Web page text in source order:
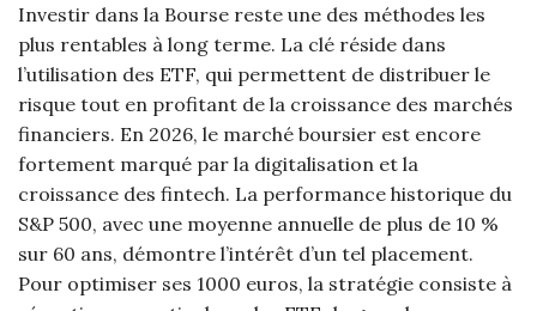
Investir dans la Bourse reste une des méthodes les
plus rentables à long terme. La clé réside dans
l’utilisation des ETF, qui permettent de distribuer le
risque tout en profitant de la croissance des marchés
financiers. En 2026, le marché boursier est encore
fortement marqué par la digitalisation et la
croissance des fintech. La performance historique du
S&P 500, avec une moyenne annuelle de plus de 10 %
sur 60 ans, démontre l’intérêt d’un tel placement.
Pour optimiser ses 1000 euros, la stratégie consiste à